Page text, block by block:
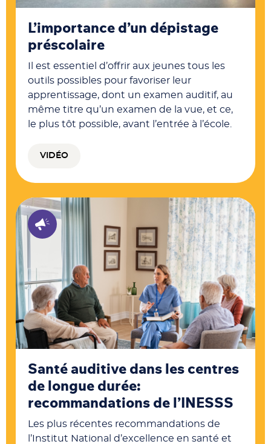
L’importance d’un dépistage
préscolaire
Il est essentiel d’offrir aux jeunes tous les
outils possibles pour favoriser leur
apprentissage, dont un examen auditif, au
même titre qu’un examen de la vue, et ce,
le plus tôt possible, avant l’entrée à l’école.
VIDÉO
Santé auditive dans les centres
de longue durée:
recommandations de l’INESSS
Les plus récentes recommandations de
l’I nstitut National d’excellence en santé et